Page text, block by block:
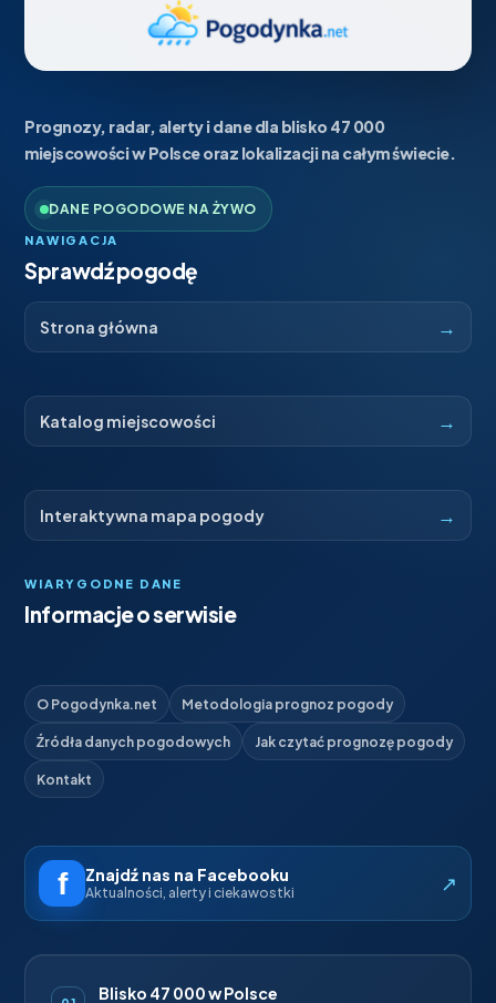
Prognozy, radar, alerty i dane dla blisko 47 000
miejscowości w Polsce oraz lokalizacji na całym świecie.
DANE POGODOWE NA ŻYWO
NAWIGACJA
Sprawdź pogodę
Strona główna →
Katalog miejscowości →
Interaktywna mapa pogody →
WIARYGODNE DANE
Informacje o serwisie
O Pogodynka.net Metodologia prognoz pogody
Źródła danych pogodowych Jak czytać prognozę pogody
Kontakt
Znajdź nas na Facebooku
Aktualności, alerty i ciekawostki ↗
Blisko 47 000 w Polsce